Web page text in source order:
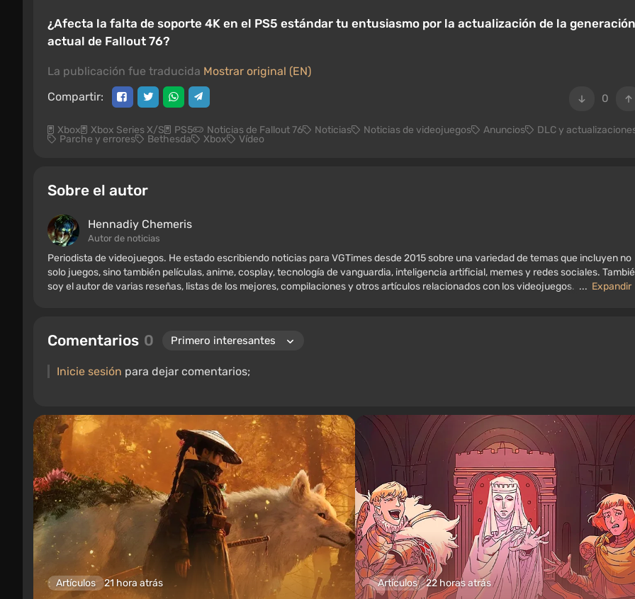
¿Afecta la falta de soporte 4K en el PS5 estándar tu entusiasmo por la actualización de la generación
actual de Fallout 76?
La publicación fue traducida Mostrar original (EN)
0
Compartir:
Xbox Xbox Series X/S PS5 Noticias de Fallout 76 Noticias Noticias de videojuegos Anuncios DLC y
Parche y errores Bethesda Xbox Vídeo
Sobre el autor
Hennadiy Chemеris
Autor de noticias
Periodista de videojuegos. He estado escribiendo noticias para VGTimes desde 2015 sobre una variedad de temas que incluyen no
solo juegos, sino también películas, anime, cosplay, tecnología de vanguardia, inteligencia artificial, memes y redes sociales.
soy el autor de varias reseñas, listas de los mejores, compilaciones y otros artículos relacionados con los videojuegos. Colecciono
... Expandir
Comentarios 0
Inicie sesión para dejar comentarios;
Artículos 21 hora atrás Artículos 22 horas atrás